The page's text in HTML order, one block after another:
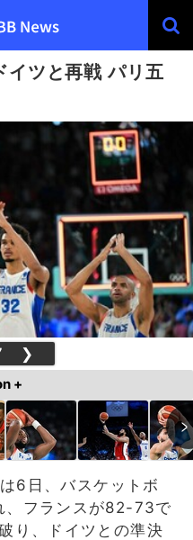
イツと再戦 パリ五
❯
+
6日、バスケットボ
、フランスが82-73で
り、ドイツとの準決